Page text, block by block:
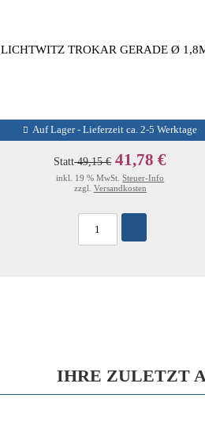
LICHTWITZ TROKAR GERADE Ø
Auf Lager - Lieferzeit ca. 2-5 Werktage
Statt49,15 € 41,78 €
inkl. 19 % MwSt.Steuer-Info
zzgl. Versandkosten
IHRE ZULETZT